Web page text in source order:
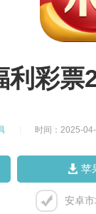
利彩票
时间：2025-
苹
安卓